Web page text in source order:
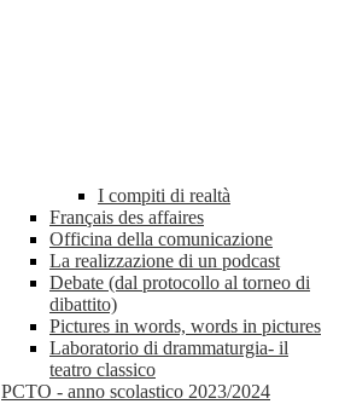
I compiti di realtà
Français des affaires
Officina della comunicazione
La realizzazione di un podcast
Debate (dal protocollo al torneo di
dibattito)
Pictures in words, words in pictures
Laboratorio di drammaturgia- il
teatro classico
PCTO - anno scolastico 2023/2024